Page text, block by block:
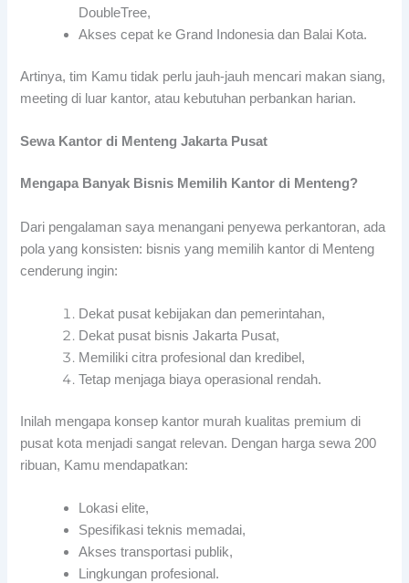
DoubleTree,
Akses cepat ke Grand Indonesia dan Balai Kota.
Artinya, tim Kamu tidak perlu jauh-jauh mencari makan siang,
meeting di luar kantor, atau kebutuhan perbankan harian.
Sewa Kantor di Menteng Jakarta Pusat
Mengapa Banyak Bisnis Memilih Kantor di Menteng?
Dari pengalaman saya menangani penyewa perkantoran, ada
pola yang konsisten: bisnis yang memilih kantor di Menteng
cenderung ingin:
Dekat pusat kebijakan dan pemerintahan,
Dekat pusat bisnis Jakarta Pusat,
Memiliki citra profesional dan kredibel,
Tetap menjaga biaya operasional rendah.
Inilah mengapa konsep kantor murah kualitas premium di
pusat kota menjadi sangat relevan. Dengan harga sewa 200
ribuan, Kamu mendapatkan:
Lokasi elite,
Spesifikasi teknis memadai,
Akses transportasi publik,
Lingkungan profesional.